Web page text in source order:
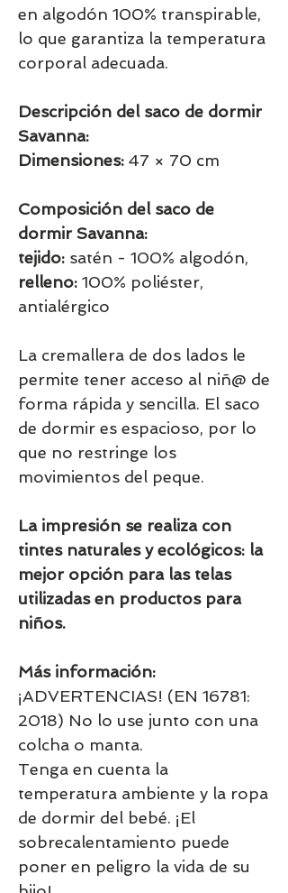
en algodón 100% transpirable,
lo que garantiza la temperatura
corporal adecuada.
Descripción del saco de dormir
Savanna:
Dimensiones: 47 × 70 cm
Composición del saco de
dormir Savanna:
tejido: satén - 100% algodón,
relleno: 100% poliéster,
antialérgico
La cremallera de dos lados le
permite tener acceso al niñ@ de
forma rápida y sencilla. El saco
de dormir es espacioso, por lo
que no restringe los
movimientos del peque.
La impresión se realiza con
tintes naturales y ecológicos: la
mejor opción para las telas
utilizadas en productos para
niños.
Más información:
¡ADVERTENCIAS! (EN 16781:
2018) No lo use junto con una
colcha o manta.
Tenga en cuenta la
temperatura ambiente y la ropa
de dormir del bebé. ¡El
sobrecalentamiento puede
poner en peligro la vida de su